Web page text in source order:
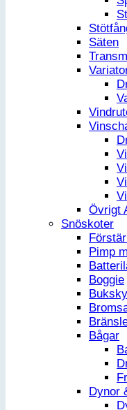
Säten
Övrigt
Snöskoter
Pimp
Boggie
Bågar
Dynor